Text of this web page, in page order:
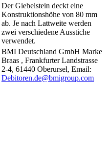
Der Giebelstein deckt eine
Konstruktionshöhe von 80 mm
ab. Je nach Lattweite werden
zwei verschiedene Ausstiche
verwendet.
BMI Deutschland GmbH Marke
Braas , Frankfurter Landstrasse
2-4, 61440 Oberursel, Email:
Debitoren.de@bmigroup.com